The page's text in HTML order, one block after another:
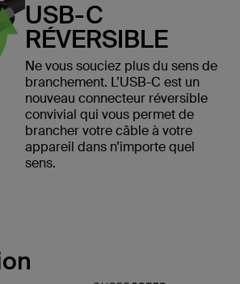
USB-C
RÉVERSIBLE
Ne vous souciez plus du sens de
branchement. L’USB-C est un
nouveau connecteur réversible
convivial qui vous permet de
brancher votre câble à votre
appareil dans n’importe quel
sens.